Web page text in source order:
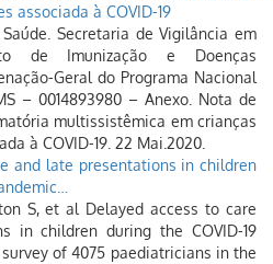
associada à COVID-19
Secretaria de Vigilância em
de Imunização e Doenças
Geral do Programa Nacional
– 0014893980 – Anexo. Nota de
multissistêmica em crianças
à COVID-19. 22 Mai.2020.
and late presentations in children
S, et al Delayed access to care
in children during the COVID-19
of 4075 paediatricians in the